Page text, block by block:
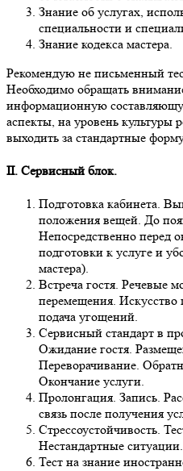
Знание об услугах,
специальности и
Знание кодекса мастера.
Рекомендую не письменный
Необходимо обращать
информационную
аспекты, на уровень культуры
выходить за стандартные
II. Сервисный блок.
Подготовка кабинета.
положения вещей. До
Непосредственно перед
подготовки к услуге и
мастера).
Встреча гостя. Речевые
перемещения. Искусство
подача угощений.
Сервисный стандарт в
Ожидание гостя.
Переворачивание.
Окончание услуги.
Пролонгация. Запись.
связь после получения
Стрессоустойчивость.
Нестандартные ситуации.
Тест на знание